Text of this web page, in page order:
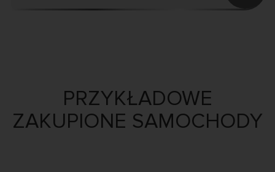
PRZYKŁADOWE
ZAKUPIONE SAMOCHODY